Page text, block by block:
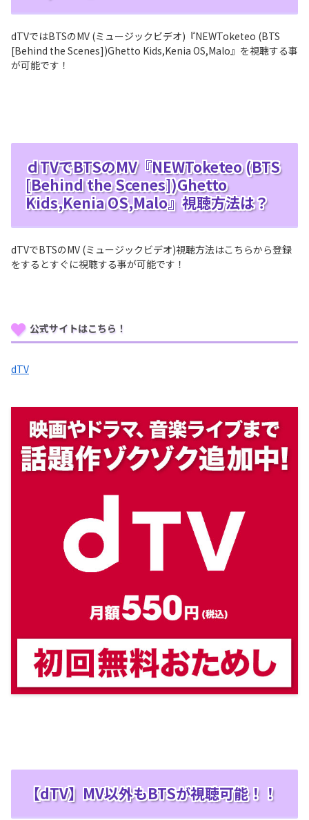
dTVではBTSのMV (ミュージックビデオ)『NEWToketeo (BTS
[Behind the Scenes])Ghetto Kids,Kenia OS,Malo』を視聴する事
が可能です！
ｄTVでBTSのMV『NEWToketeo (BTS
[Behind the Scenes])Ghetto
Kids,Kenia OS,Malo』視聴方法は？
dTVでBTSのMV (ミュージックビデオ)視聴方法はこちらから登録
をするとすぐに視聴する事が可能です！
公式サイトはこちら！
dTV
【dTV】MV以外もBTSが視聴可能！！